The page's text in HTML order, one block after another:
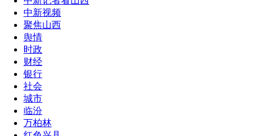
中新视频
聚焦山西
舆情
时政
财经
银行
社会
城市
临汾
万柏林